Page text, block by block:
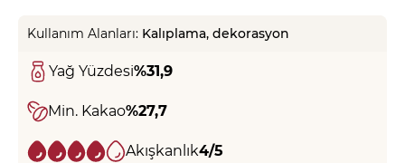
Kullanım Alanları: Kalıplama, dekorasyon
Yağ Yüzdesi%31,9
Min. Kakao%27,7
Akışkanlık4/5